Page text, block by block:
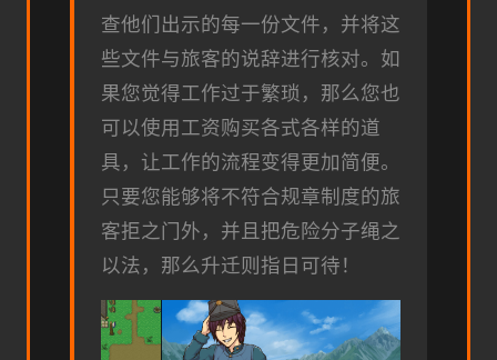
查他们出示的每一份文件，并将这
些文件与旅客的说辞进行核对。如
果您觉得工作过于繁琐，那么您也
可以使用工资购买各式各样的道
具，让工作的流程变得更加简便。
只要您能够将不符合规章制度的旅
客拒之门外，并且把危险分子绳之
以法，那么升迁则指日可待！